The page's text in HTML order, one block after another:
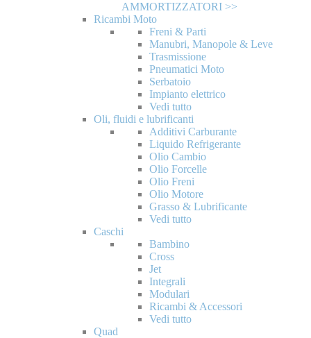
AMMORTIZZATORI >>
Ricambi Moto
Freni & Parti
Manubri, Manopole & Leve
Trasmissione
Pneumatici Moto
Serbatoio
Impianto elettrico
Vedi tutto
Oli, fluidi e lubrificanti
Additivi Carburante
Liquido Refrigerante
Olio Cambio
Olio Forcelle
Olio Freni
Olio Motore
Grasso & Lubrificante
Vedi tutto
Caschi
Bambino
Cross
Jet
Integrali
Modulari
Ricambi & Accessori
Vedi tutto
Quad